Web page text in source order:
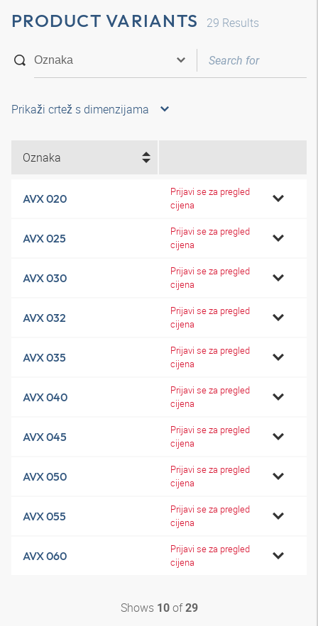
PRODUCT VARIANTS 29 Results
Prikaži crtež s dimenzijama
Oznaka
AVX 020
Prijavi se za pregled
cijena
AVX 025
Prijavi se za pregled
cijena
AVX 030
Prijavi se za pregled
cijena
AVX 032
Prijavi se za pregled
cijena
AVX 035
Prijavi se za pregled
cijena
AVX 040
Prijavi se za pregled
cijena
AVX 045
Prijavi se za pregled
cijena
AVX 050
Prijavi se za pregled
cijena
AVX 055
Prijavi se za pregled
cijena
AVX 060
Prijavi se za pregled
cijena
Shows 10of29